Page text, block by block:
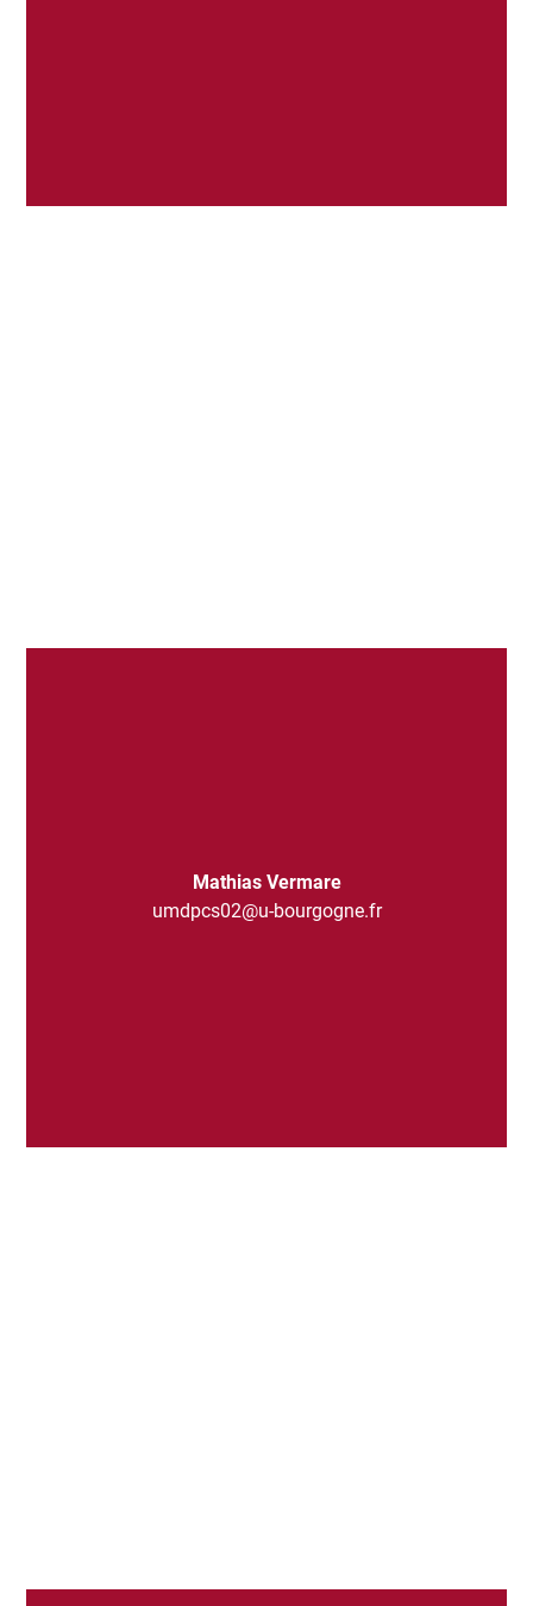
Mathias Vermare
umdpcs02@u-bourgogne.fr